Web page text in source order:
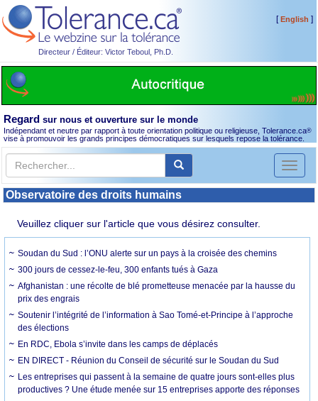
Directeur / Éditeur: Victor Teboul, Ph.D.
[English ]
Regard sur nous et ouverture sur le monde
Indépendant et neutre par rapport à toute orientation politique ou religieuse, Tolerance.ca®
vise à promouvoir les grands principes démocratiques sur lesquels repose la tolérance.
Toggle
Observatoire des droits humains
Veuillez cliquer sur l'article que vous désirez consulter.
Soudan du Sud : l’ONU alerte sur un pays à la croisée des chemins
300 jours de cessez-le-feu, 300 enfants tués à Gaza
Afghanistan : une récolte de blé prometteuse menacée par la hausse du
prix des engrais
Soutenir l’intégrité de l’information à Sao Tomé-et-Principe à l’approche
des élections
En RDC, Ebola s’invite dans les camps de déplacés
EN DIRECT - Réunion du Conseil de sécurité sur le Soudan du Sud
Les entreprises qui passent à la semaine de quatre jours sont-elles plus
productives ? Une étude menée sur 15 entreprises apporte des réponses